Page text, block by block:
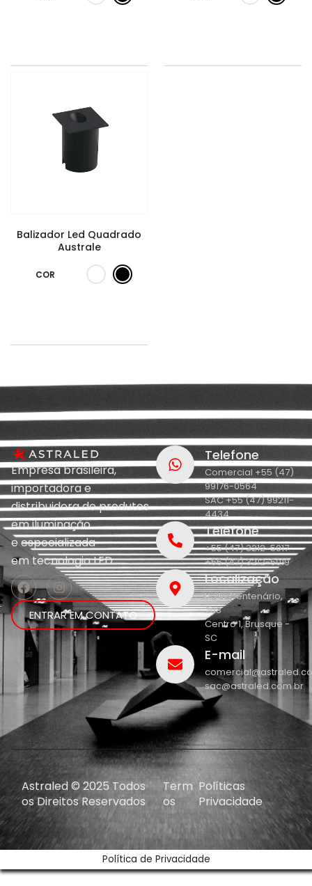
Balizador Led Quadrado
Australe
COR
Empresa brasileira,
importadora e
distribuidora de produtos
em iluminação
eespecializada
emtecnologia LED.
ENTRAR EM CONTATO
Telefone
Comercial +55 (47)
99176-0564
SAC +55 (47) 99211-
4434
Telefone
+55 (47) 3212-5017
+55 (47) 3212-5019
Localização
R. do Centenário,
208
Centro 1, Brusque -
SC
E-mail
sac@astraled.com.br
Astraled © 2025 Todos
os Direitos Reservados
Term
os
Políticas
Privacidade
Política de Privacidade